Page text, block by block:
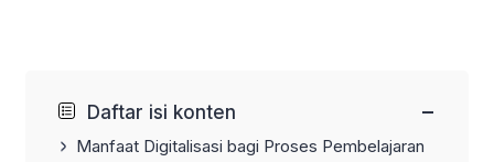
Daftar isi konten −
Manfaat Digitalisasi bagi Proses Pembelajaran